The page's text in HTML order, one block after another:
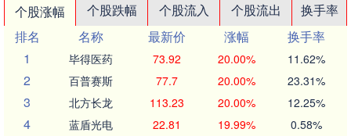
个股涨幅 个股跌幅 个股流入 个股流出
换手率
排名
名称 最新价 涨幅
换手率
1
毕得医药 73.92 20.00% 11.62%
2 百普赛斯 77.7 20.00% 23.31%
3 北方长龙 113.23 20.00% 12.25%
4 蓝盾光电 22.81 19.99% 0.58%